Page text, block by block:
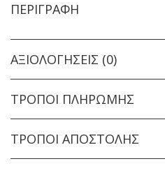
ΠΕΡΙΓΡΑΦΉ
ΑΞΙΟΛΟΓΉΣΕΙΣ (0)
ΤΡΌΠΟΙ ΠΛΗΡΩΜΉΣ
ΤΡΌΠΟΙ ΑΠΟΣΤΟΛΉΣ